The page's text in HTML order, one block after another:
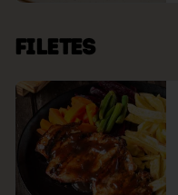
Filetes